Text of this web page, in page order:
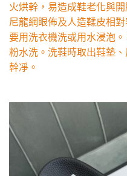
火烘幹，易造成鞋老化與
尼龍網眼佈及人造鞣皮相
要用洗衣機洗或用水浸泡
粉水洗。洗鞋時取出鞋墊
幹凈。